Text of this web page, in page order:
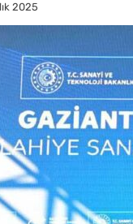
2025